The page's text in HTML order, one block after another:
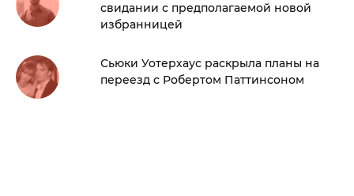
свидании с предполагаемой новой
избранницей
Сьюки Уотерхаус раскрыла планы на
переезд с Робертом Паттинсоном